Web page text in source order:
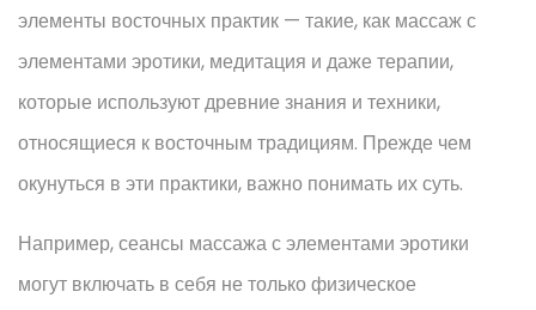
элементы восточных практик — такие, как массаж с
элементами эротики, медитация и даже терапии,
которые используют древние знания и техники,
относящиеся к восточным традициям. Прежде чем
окунуться в эти практики, важно понимать их суть.
Например, сеансы массажа с элементами эротики
могут включать в себя не только физическое